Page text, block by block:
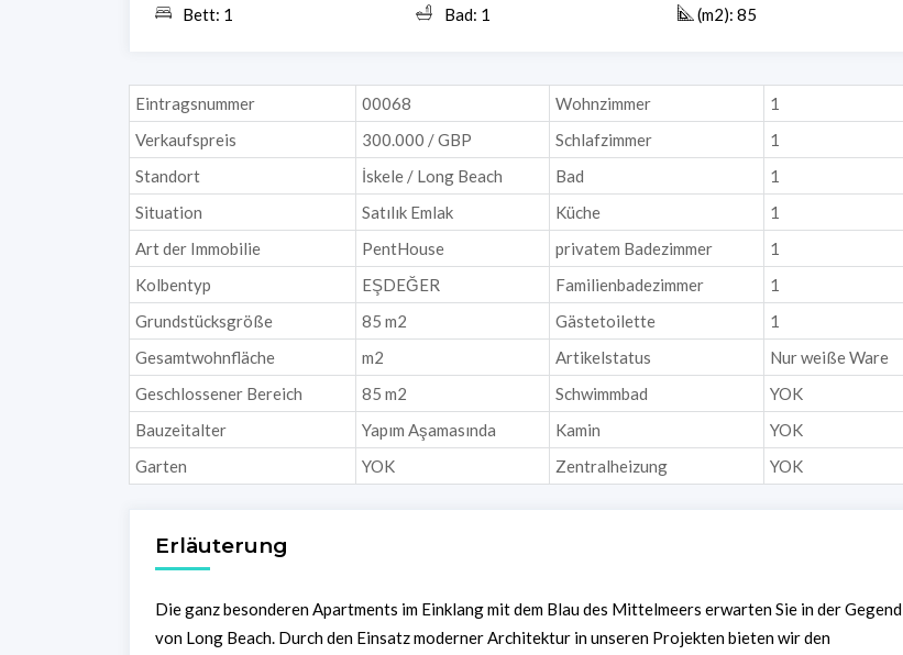
Bett: 1 Bad: 1 (m2): 85
Eintragsnummer 00068 Wohnzimmer
1
Verkaufspreis
300.000 / GBP Schlafzimmer
1
Standort
İskele / Long Beach Bad
1
Situation
Satılık Emlak Küche
1
Art der Immobilie
PentHouse privatem Badezimmer
1
Kolbentyp
EŞDEĞER Familienbadezimmer
1
Grundstücksgröße
85 m2 Gästetoilette
1
Gesamtwohnfläche
m2 Artikelstatus
Nur weiße Ware
Geschlossener Bereich
85 m2 Schwimmbad
YOK
Bauzeitalter
Yapım Aşamasında Kamin
YOK
Garten
YOK Zentralheizung YOK
Erläuterung
Die ganz besonderen Apartments im Einklang mit dem Blau des Mittelmeers erwarten Sie in der Gegend
von Long Beach. Durch den Einsatz moderner Architektur in unseren Projekten bieten wir den